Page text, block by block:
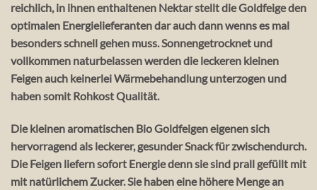
reichlich, in ihnen enthaltenen Nektar stellt die Goldfeige den
optimalen Energielieferanten dar auch dann wenns es mal
besonders schnell gehen muss. Sonnengetrocknet und
vollkommen naturbelassen werden die leckeren kleinen
Feigen auch keinerlei Wärmebehandlung unterzogen und
haben somit Rohkost Qualität.
Die kleinen aromatischen Bio Goldfeigen eigenen sich
hervorragend als leckerer, gesunder Snack für zwischendurch.
Die Feigen liefern sofort Energie denn sie sind prall gefüllt mit
mit natürlichem Zucker. Sie haben eine höhere Menge an